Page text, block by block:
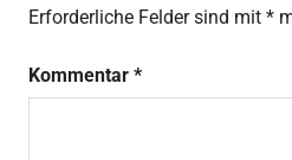
Chilischote
Erforderliche Felder sind mit *
Kommentar *